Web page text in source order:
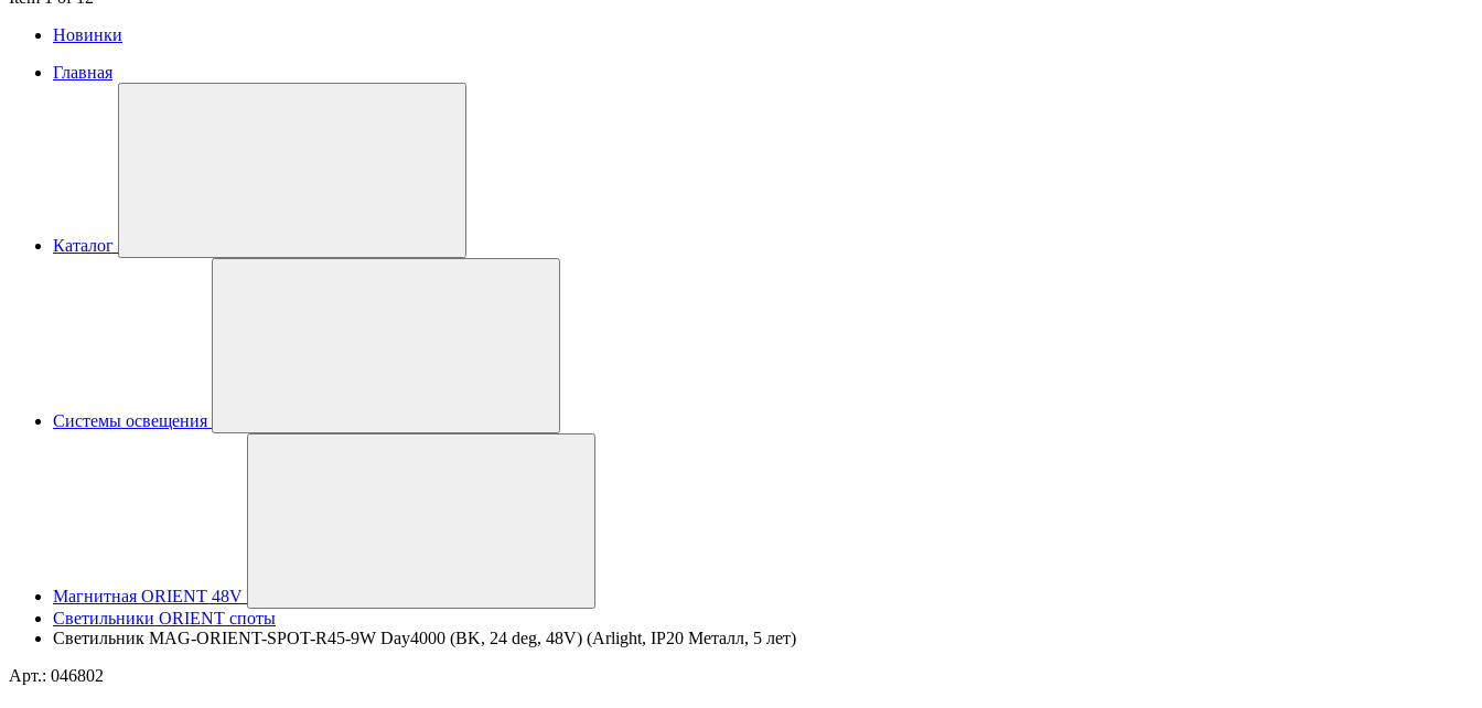
Новинки
Главная
Каталог
Системы освещения
Магнитная ORIENT 48V
Светильники ORIENT споты
Светильник MAG-ORIENT-SPOT-R45-9W Day4000 (BK, 24 deg, 48V) (Arlight, IP20 Металл, 5 лет)
Арт.: 046802